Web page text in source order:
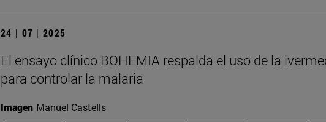
24 | 07 | 2025
El ensayo clínico BOHEMIA respalda el uso de la
para controlar la malaria
Imagen Manuel Castells